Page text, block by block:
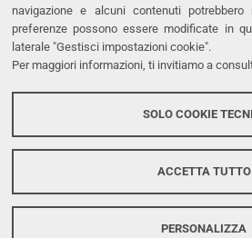
navigazione e alcuni contenuti
preferenze possono essere modificate in
laterale "Gestisci impostazioni cookie".
Per maggiori informazioni, ti invitiamo a
SOLO COOKIE
ACCETTA TUTTO
PERSONALIZZA
LINKS
Dichiarazione di
Protezione dati personali